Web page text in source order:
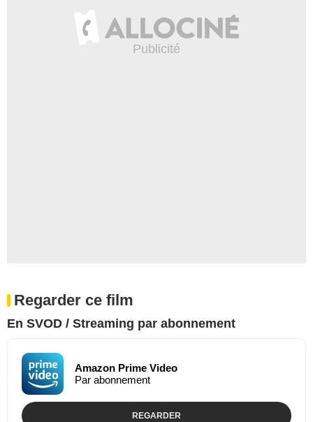
Regarder ce film
En SVOD / Streaming par abonnement
Amazon Prime Video
Par abonnement
REGARDER